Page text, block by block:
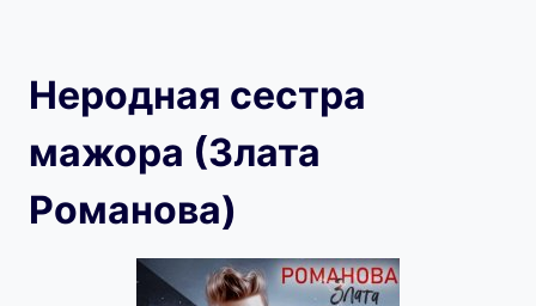
Неродная сестра
мажора (Злата
Романова)